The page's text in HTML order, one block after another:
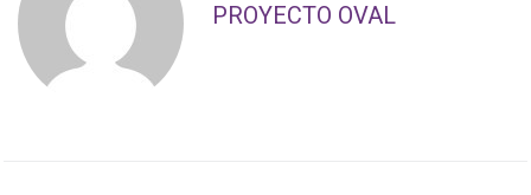
PROYECTO OVAL